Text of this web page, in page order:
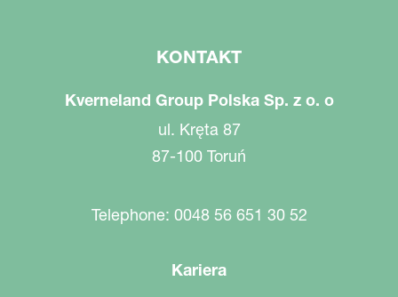
KONTAKT
Kverneland Group Polska Sp. z o. o
ul. Kręta 87
87-100 Toruń
Telephone: 0048 56 651 30 52
Kariera